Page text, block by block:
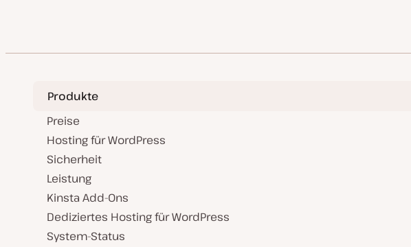
Produkte
Preise
Hosting für WordPress
Sicherheit
Leistung
Kinsta Add-Ons
Dediziertes Hosting für WordPress
System-Status